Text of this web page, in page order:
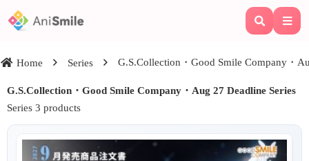
Home Series G.S.Collection・Good Smile Company・
G.S.Collection・Good Smile Company・Aug 27 Deadline Series
Series 3 products